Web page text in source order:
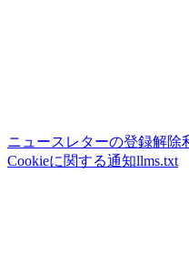
ニュースレターの登録解除
Cookieに関する通知llms.txt